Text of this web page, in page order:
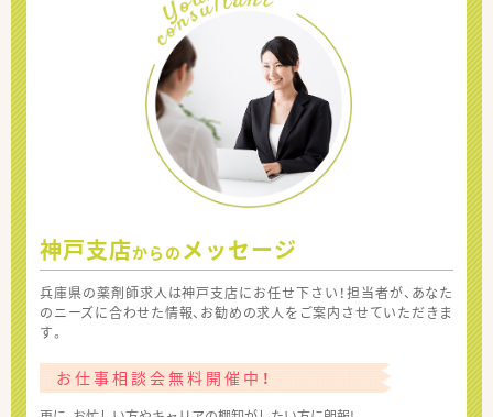
神戸支店からの メッセージ
兵庫県の薬剤師求人は神戸支店にお任せ下さい！担当者が、あなた
のニーズに合わせた情報、お勧めの求人をご案内させていただきま
す。
お仕事相談会無料開催中！